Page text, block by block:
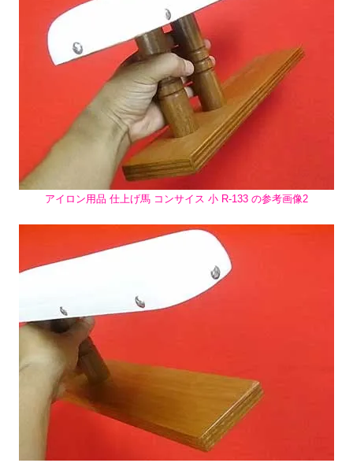
アイロン用品 仕上げ馬 コンサイス 小 R-133 の参考画像2